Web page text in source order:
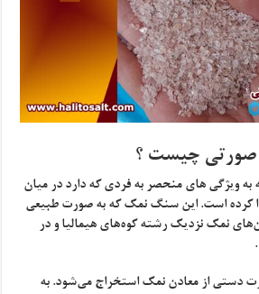
صورتی چیست ؟
ویژگی ‌های منحصر به فردی که دارد در میان
کرده است. این سنگ نمک که به صورت طبیعی
نمک نزدیک رشته کوه‌های هیمالیا و در
دستی از معادن نمک استخراج می‌شود. به